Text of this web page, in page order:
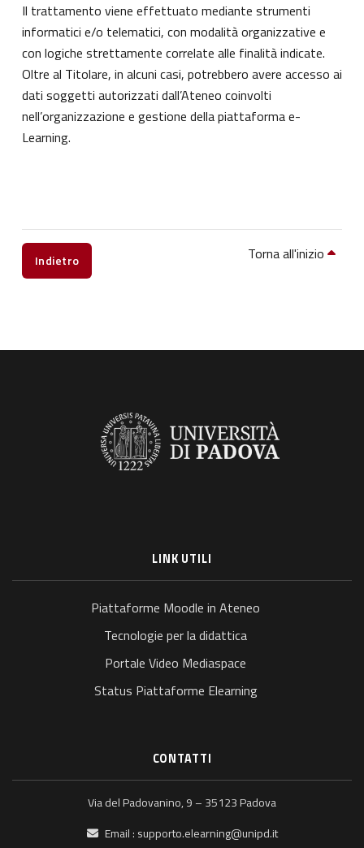
Il trattamento viene effettuato mediante strumenti
informatici e/o telematici, con modalità organizzative e
con logiche strettamente correlate alle finalità indicate.
Oltre al Titolare, in alcuni casi, potrebbero avere accesso ai
dati soggetti autorizzati dall’Ateneo coinvolti
nell’organizzazione e gestione della piattaforma e-
Learning.
Indietro Torna all'inizio
LINK UTILI
Piattaforme Moodle in Ateneo
Tecnologie per la didattica
Portale Video Mediaspace
Status Piattaforme Elearning
CONTATTI
Via del Padovanino, 9 – 35123 Padova
Email : supporto.elearning@unipd.it